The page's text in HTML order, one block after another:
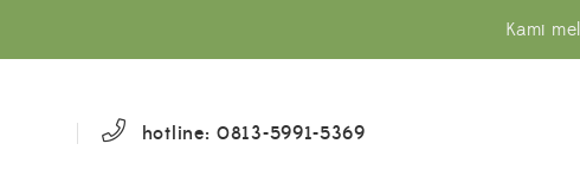
Kami
hotline: 0813-5991-5369